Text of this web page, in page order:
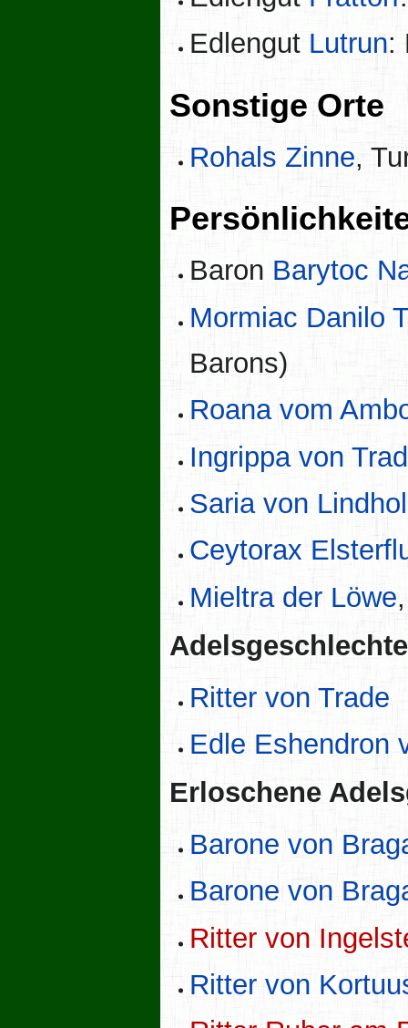
Edlengut Lutrun:
Sonstige Orte
Rohals Zinne,
Baron Barytoc
Mormiac Danilo
Barons)
Roana vom
Ingrippa von
Saria von
Ceytorax
Mieltra der Löwe
Ritter von Trade
Edle Eshendron
Erloschene
Barone von
Barone von
Ritter von
Ritter von